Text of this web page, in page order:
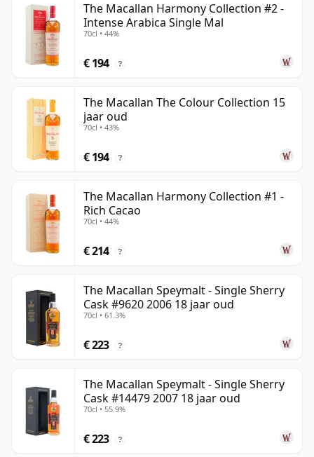
The Macallan Harmony Collection #2 -
Intense Arabica Single Mal
70cl • 44%
€ 194 ?
The Macallan The Colour Collection 15
jaar oud
70cl • 43%
€ 194 ?
The Macallan Harmony Collection #1 -
Rich Cacao
70cl • 44%
€ 214 ?
The Macallan Speymalt - Single Sherry
Cask #9620 2006 18 jaar oud
70cl • 61.3%
€ 223 ?
The Macallan Speymalt - Single Sherry
Cask #14479 2007 18 jaar oud
70cl • 55.9%
€ 223 ?